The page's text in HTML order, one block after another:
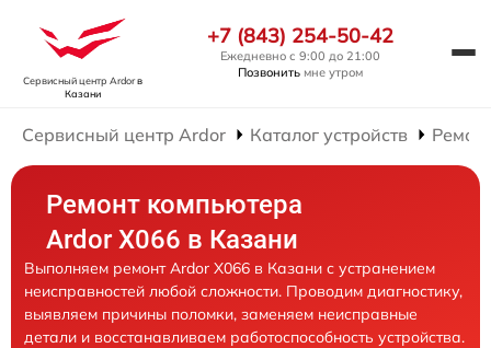
Сервисный центр Ardorв
Казани
+7 (843) 254-50-42
Ежедневно с 9:00 до 21:00
Позвонить мне утром
Сервисный центр Ardor Каталог устройств
Ремонт компьютера
Ardor X066 в Казани
Выполняем ремонт Ardor X066 в Казани с устранением
неисправностей любой сложности. Проводим диагностику,
выявляем причины поломки, заменяем неисправные
детали и восстанавливаем работоспособность устройства.